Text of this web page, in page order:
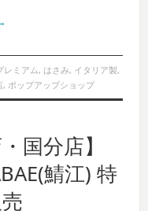
レミアム, はさみ, イタリア製,
,ポップアップショップ
国分店】
鯖江) 特